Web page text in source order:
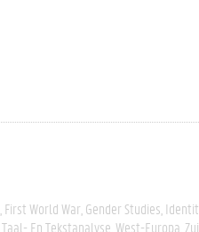
First World War Gender Studies
Taal- En Tekstanalyse West-Europa